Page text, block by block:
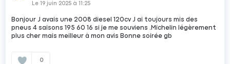
Le19 juin 2025 à11:25
Bonjour J avais une 2008 diesel 120cv J ai toujours mis des
pneus 4 saisons 195 60 16 si je me souviens .Michelin légèrement
plus cher mais meilleur à mon avis Bonne soirée gb
0